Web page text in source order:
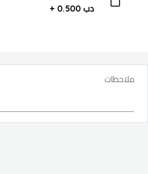
دب 0.500 +
ملاحظات